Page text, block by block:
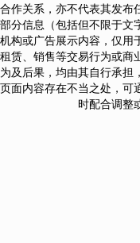
合作关系，亦不代表其发布
部分信息（包括但不限于文
机构或广告展示内容，仅用
租赁、销售等交易行为或商
为及后果，均由其自行承担
页面内容存在不当之处，可
时配合调整